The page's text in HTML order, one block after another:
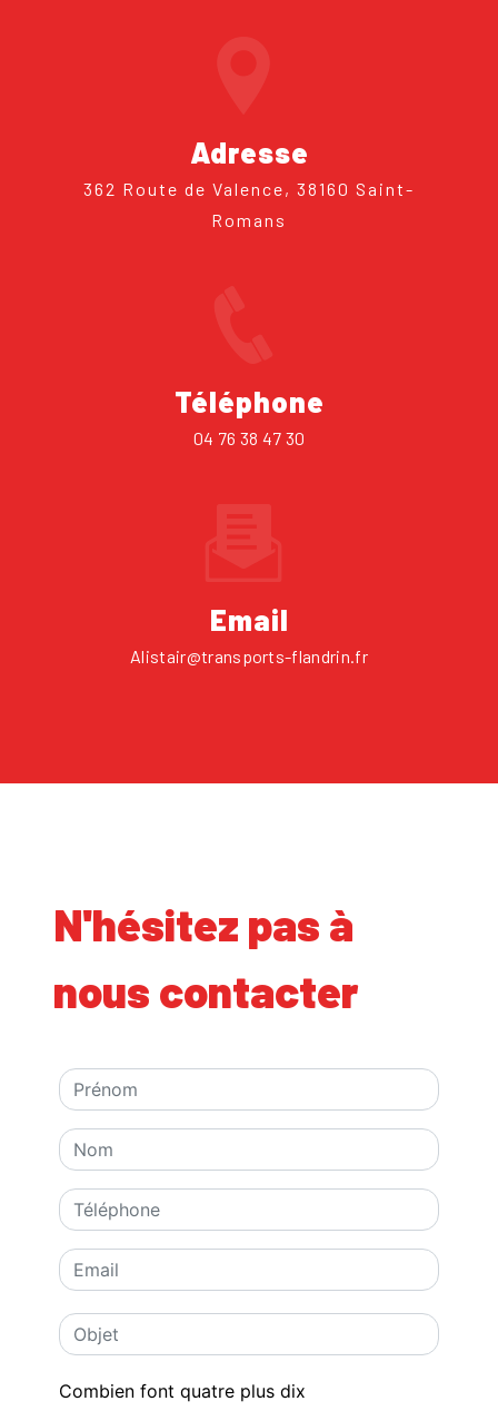
Adresse
362 Route de Valence, 38160 Saint-
Romans
Téléphone
04 76 38 47 30
Email
alistair@transports-flandrin.fr
N'hésitez pas à
nous contacter
Combien font quatre plus dix